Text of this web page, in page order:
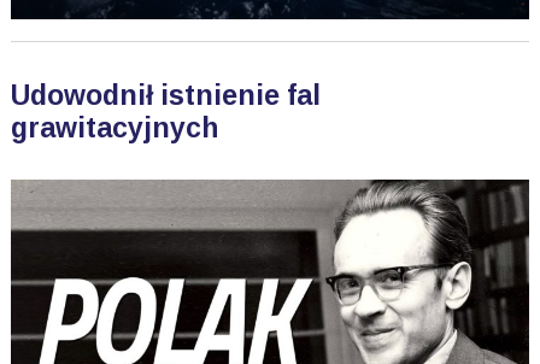
Udowodnił istnienie fal
grawitacyjnych